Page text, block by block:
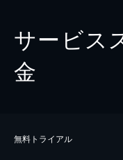
サービス
金
無料トライアル